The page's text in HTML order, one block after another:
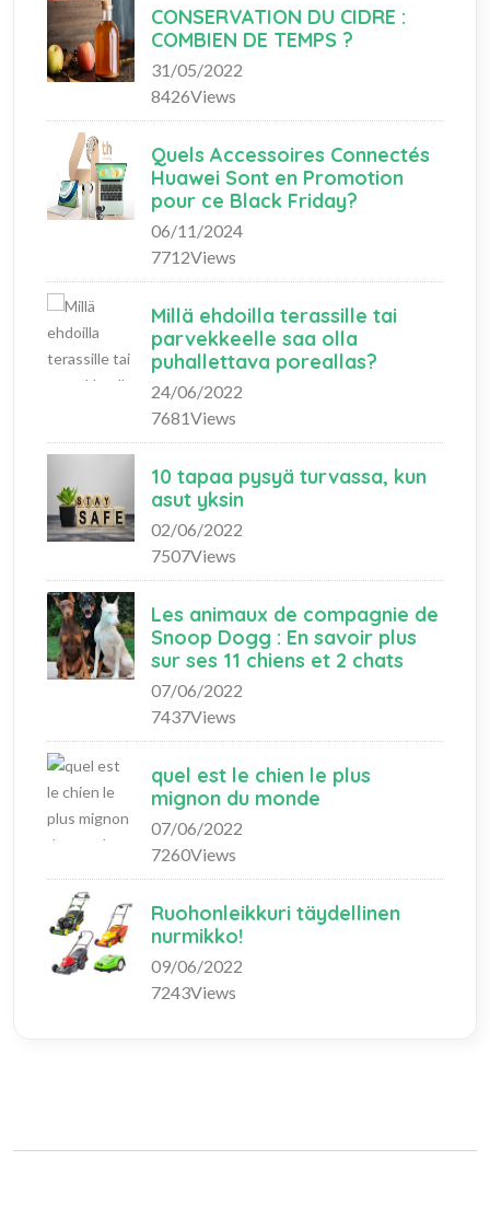
CONSERVATION DU CIDRE :
COMBIEN DE TEMPS ?
31/05/2022
8426Views
Quels Accessoires Connectés
Huawei Sont en Promotion
pour ce Black Friday?
06/11/2024
7712Views
Millä ehdoilla terassille tai
parvekkeelle saa olla
puhallettava poreallas?
24/06/2022
7681Views
10 tapaa pysyä turvassa, kun
asut yksin
02/06/2022
7507Views
Les animaux de compagnie de
Snoop Dogg : En savoir plus
sur ses 11 chiens et 2 chats
07/06/2022
7437Views
quel est le chien le plus
mignon du monde
07/06/2022
7260Views
Ruohonleikkuri täydellinen
nurmikko!
09/06/2022
7243Views